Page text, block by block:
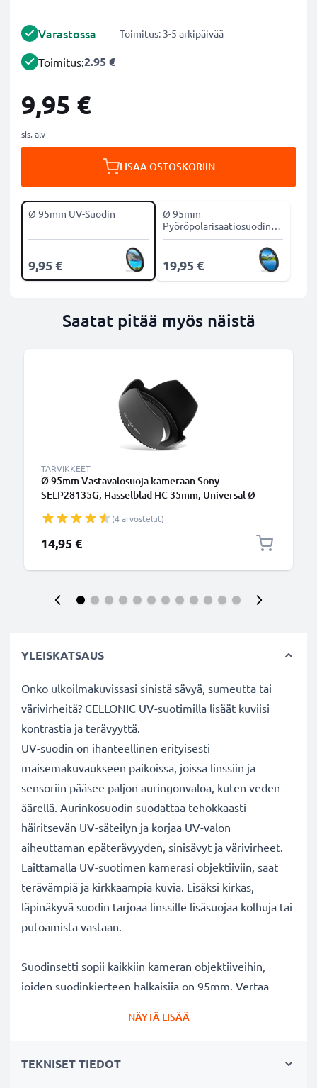
Varastossa Toimitus: 3-5 arkipäivää
Toimitus:2.95 €
9,95 €
sis. alv
LISÄÄ OSTOSKORIIN
Ø 95mm UV-Suodin
9,95 €
Ø 95mm
Pyöröpolarisaatiosuodin
CPL-suodin
19,95 €
Saatat pitää myös näistä
TARVIKKEET
Ø 95mm Vastavalosuoja kameraan Sony
SELP28135G, Hasselblad HC 35mm, Universal Ø
/ tulppaani / terälehti vastavalosuoja tuotemerkiltä
CELLONIC
(4 arvostelut)
14,95 €
YLEISKATSAUS
Onko ulkoilmakuvissasi sinistä sävyä, sumeutta tai
värivirheitä? CELLONIC UV-suotimilla lisäät kuviisi
kontrastia ja terävyyttä.
UV-suodin on ihanteellinen erityisesti
maisemakuvaukseen paikoissa, joissa linssiin ja
sensoriin pääsee paljon auringonvaloa, kuten veden
äärellä. Aurinkosuodin suodattaa tehokkaasti
häiritsevän UV-säteilyn ja korjaa UV-valon
aiheuttaman epäterävyyden, sinisävyt ja värivirheet.
Laittamalla UV-suotimen kamerasi objektiiviin, saat
terävämpiä ja kirkkaampia kuvia. Lisäksi kirkas,
läpinäkyvä suodin tarjoaa linssille lisäsuojaa kolhuja tai
putoamista vastaan.
Suodinsetti sopii kaikkiin kameran objektiiveihin,
joiden suodinkierteen halkaisija on 95mm. Vertaa
Parempi kuvanlaatu väreistä tai
NÄYTÄ LISÄÄ
TEKNISET TIEDOT